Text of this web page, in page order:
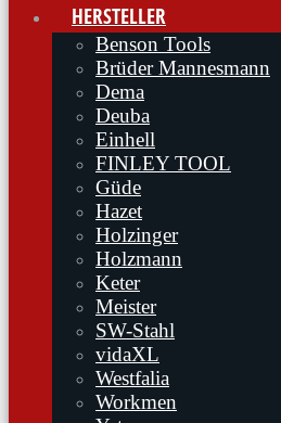
HERSTELLER
Benson Tools
Brüder Mannesmann
Dema
Deuba
Einhell
FINLEY TOOL
Güde
Hazet
Holzinger
Holzmann
Keter
Meister
SW-Stahl
vidaXL
Westfalia
Workmen